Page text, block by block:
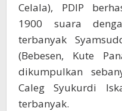
Celala), PDIP
1900 suara
terbanyak
(Bebesen, Kute
dikumpulkan
Caleg Syukurdi
terbanyak.